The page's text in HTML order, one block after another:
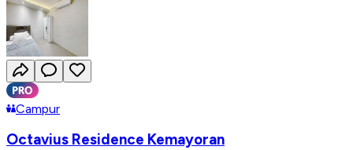
Campur
Octavius Residence Kemayoran